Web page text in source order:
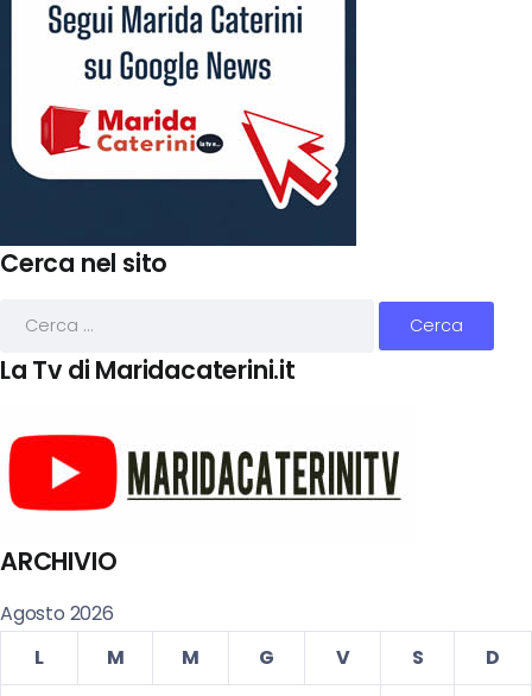
Cerca nel sito
La Tv di Maridacaterini.it
ARCHIVIO
Agosto 2026
L
M M G V S
D